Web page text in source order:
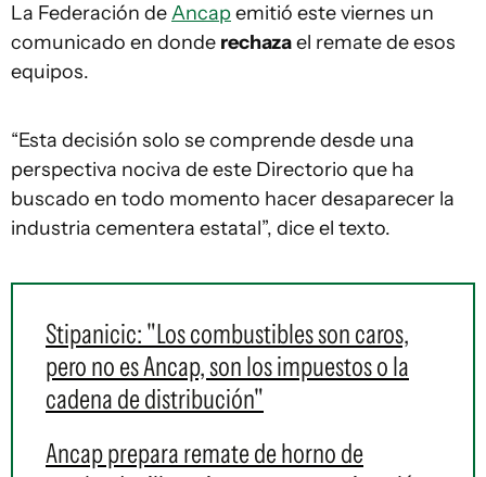
La Federación deAncapemitió este viernes un
comunicado en donde rechazael remate de esos
equipos.
“Esta decisión solo se comprende desde una
perspectiva nociva de este Directorio que ha
buscado en todo momento hacer desaparecer la
industria cementera estatal”, dice el texto.
Stipanicic: "Los combustibles son caros,
pero no es Ancap, son los impuestos o la
cadena de distribución"
Ancap prepara remate de horno de